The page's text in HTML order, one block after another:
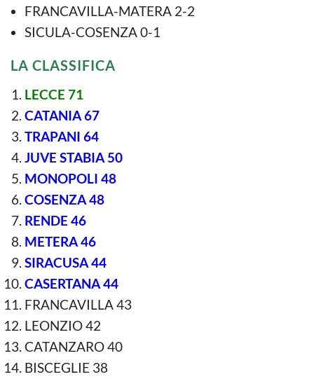
FRANCAVILLA-MATERA 2-2
SICULA-COSENZA 0-1
LA CLASSIFICA
LECCE 71
CATANIA 67
TRAPANI 64
JUVE STABIA 50
MONOPOLI 48
COSENZA 48
RENDE 46
METERA 46
SIRACUSA 44
CASERTANA 44
FRANCAVILLA 43
LEONZIO 42
CATANZARO 40
BISCEGLIE 38